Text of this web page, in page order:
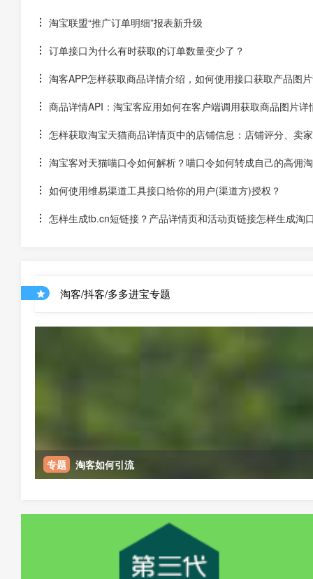
淘宝联盟“推广订单明细”报表新升级
订单接口为什么有时获取的订单数量变少了？
淘客APP怎样获取商品详情介绍，如何使用接口获取产品图
商品详情API：淘宝客应用如何在客户端调用获取商品图片详
怎样获取淘宝天猫商品详情页中的店铺信息：店铺评分、卖
淘宝客对天猫喵口令如何解析？喵口令如何转成自己的高佣
如何使用维易渠道工具接口给你的用户(渠道方)授权？
怎样生成tb.cn短链接？产品详情页和活动页链接怎样生成淘
淘客/抖客/多多进宝专题
专题 淘客如何引流